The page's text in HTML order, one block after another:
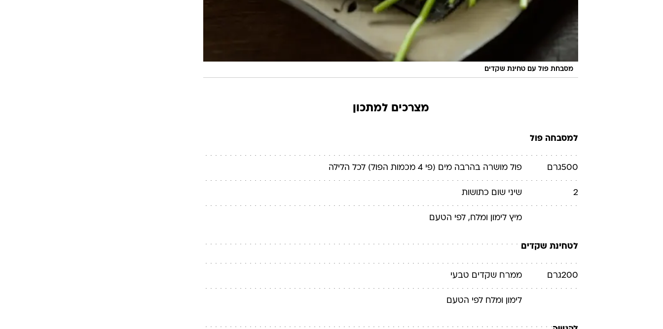
מסבחת פול עם טחינת שקדים
מצרכים למתכון
למסבחה פול
500גרם פול מושרה בהרבה מים (פי 4 מכמות הפול) לכל הלילה
2 שיני שום כתושות
מיץ לימון ומלח, לפי הטעם
לטחינת שקדים
200גרם ממרח שקדים טבעי
לימון ומלח לפי הטעם